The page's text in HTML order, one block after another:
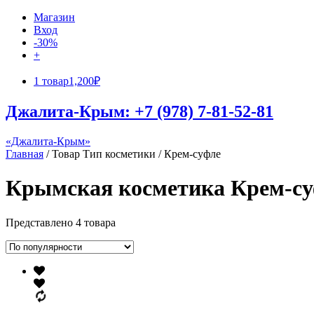
Магазин
Вход
-30%
+
1 товар1,200₽
Джалита-Крым: +7 (978) 7-81-52-81
«Джалита-Крым»
Главная / Товар Тип косметики / Крем-суфле
Крымская косметика Крем-
Представлено 4 товара